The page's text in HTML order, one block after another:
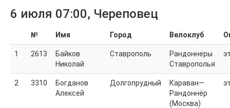
6 июля 07:00, Череповец
№ Имя Город Велоклуб
1 2613
Байков
Николай
Ставрополь
Рандоннеры
Ставрополья
2 3310
Богданов
Алексей
Долгопрудный
Караван—
Рандоннёр
(Москва)